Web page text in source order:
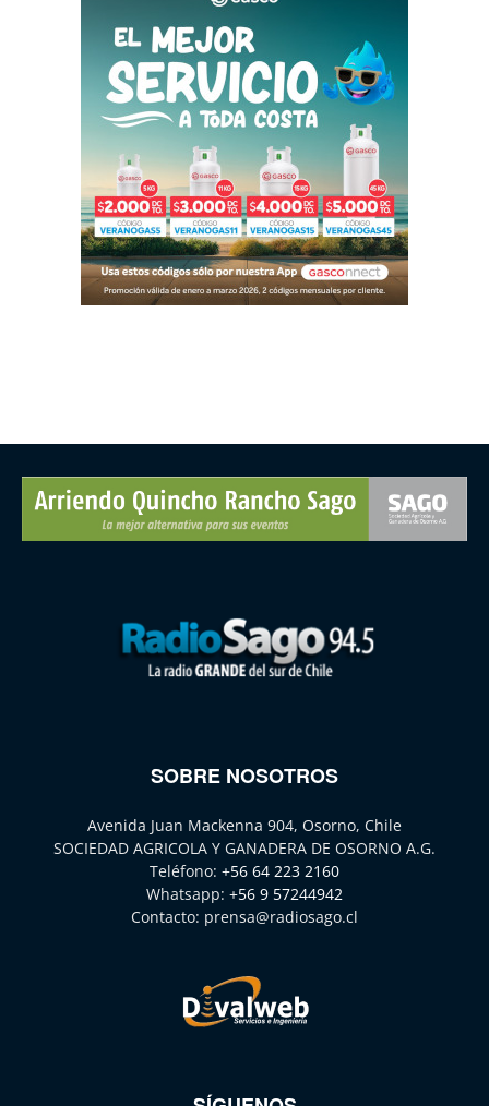
SOBRE NOSOTROS
Avenida Juan Mackenna 904, Osorno, Chile
SOCIEDAD AGRICOLA Y GANADERA DE OSORNO A.G.
Teléfono: +56 64 223 2160
Whatsapp: +56 9 57244942
Contacto: prensa@radiosago.cl